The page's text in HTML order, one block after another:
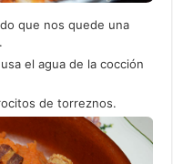
que nos quede una
el agua de la cocción
de torreznos.